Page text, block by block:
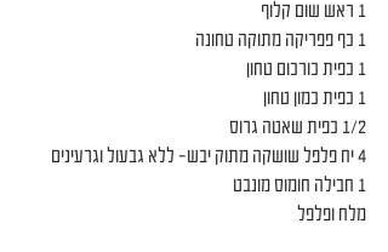
1 ראש שום קלוף
1 כף פפריקה מתוקה טחונה
1 כפית כורכום טחון
1 כפית כמון טחון
1/2 כפית שאטה גרוס
4 יח פלפל שושקה מתוק יבש- ללא גבעול וגרעינים
1 חבילה חומוס מונבט
מלח ופלפל